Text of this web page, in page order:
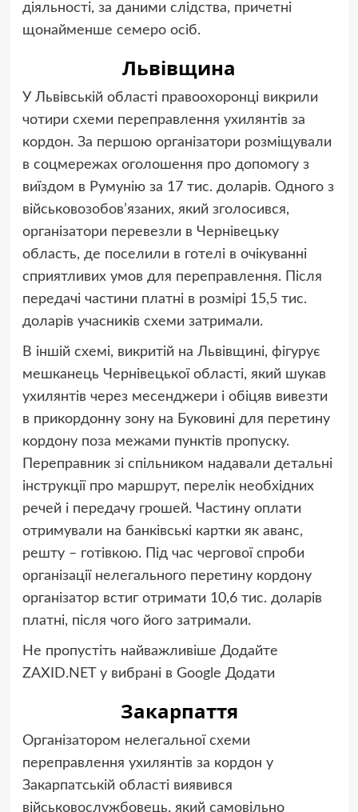
діяльності, за даними слідства, причетні
щонайменше семеро осіб.
Львівщина
У Львівській області правоохоронці викрили
чотири схеми переправлення ухилянтів за
кордон. За першою організатори розміщували
в соцмережах оголошення про допомогу з
виїздом в Румунію за 17 тис. доларів. Одного з
військовозобов’язаних, який зголосився,
організатори перевезли в Чернівецьку
область, де поселили в готелі в очікуванні
сприятливих умов для переправлення. Після
передачі частини платні в розмірі 15,5 тис.
доларів учасників схеми затримали.
В іншій схемі, викритій на Львівщині, фігурує
мешканець Чернівецької області, який шукав
ухилянтів через месенджери і обіцяв вивезти
в прикордонну зону на Буковині для перетину
кордону поза межами пунктів пропуску.
Переправник зі спільником надавали детальні
інструкції про маршрут, перелік необхідних
речей і передачу грошей. Частину оплати
отримували на банківські картки як аванс,
решту – готівкою. Під час чергової спроби
організації нелегального перетину кордону
організатор встиг отримати 10,6 тис. доларів
платні, після чого його затримали.
Не пропустіть найважливіше Додайте
ZAXID.NET у вибрані в Google Додати
Закарпаття
Організатором нелегальної схеми
переправлення ухилянтів за кордон у
Закарпатській області виявився
військовослужбовець, який самовільно